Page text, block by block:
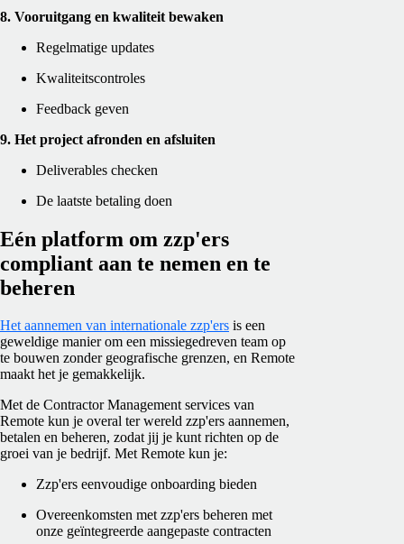
8. Vooruitgang en kwaliteit bewaken
Regelmatige updates
Kwaliteitscontroles
Feedback geven
9. Het project afronden en afsluiten
Deliverables checken
De laatste betaling doen
Eén platform om zzp'ers
compliant aan te nemen en te
beheren
Het aannemen van internationale zzp'ers is een
geweldige manier om een missiegedreven team op
te bouwen zonder geografische grenzen, en Remote
maakt het je gemakkelijk.
Met de Contractor Management services van
Remote kun je overal ter wereld zzp'ers aannemen,
betalen en beheren, zodat jij je kunt richten op de
groei van je bedrijf. Met Remote kun je:
Zzp'ers eenvoudige onboarding bieden
Overeenkomsten met zzp'ers beheren met
onze geïntegreerde aangepaste contracten